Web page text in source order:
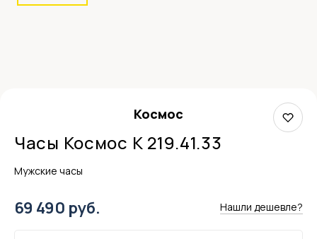
Космос
Часы Космос K 219.41.33
Мужские часы
69 490 руб. Нашли дешевле?